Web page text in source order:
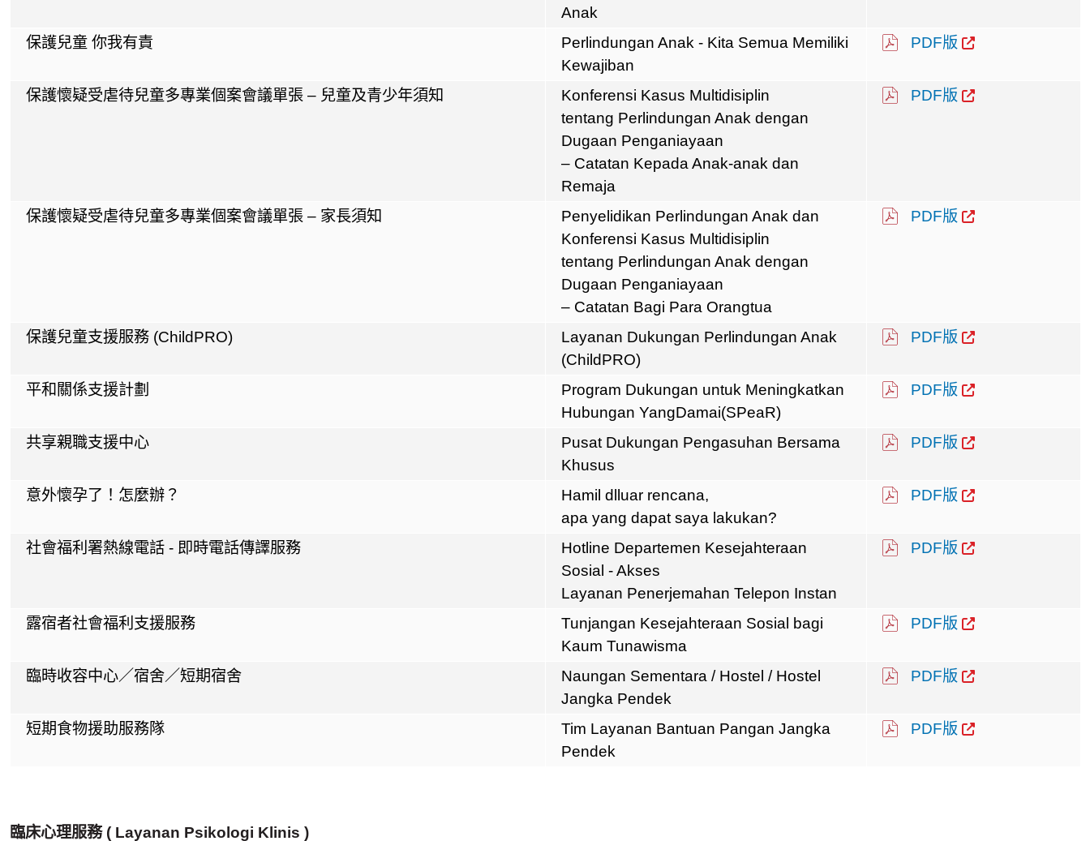
Anak
保護兒童 你我有責
Perlindungan Anak - Kita Semua Memiliki
Kewajiban
PDF版
保護懷疑受虐待兒童多專業個案會議單張 – 兒童及青少年須知
Konferensi Kasus Multidisiplin
tentang Perlindungan Anak dengan
Dugaan Penganiayaan
– Catatan Kepada Anak-anak dan
Remaja
PDF版
保護懷疑受虐待兒童多專業個案會議單張 – 家長須知
Penyelidikan Perlindungan Anak dan
Konferensi Kasus Multidisiplin
tentang Perlindungan Anak dengan
Dugaan Penganiayaan
– Catatan Bagi Para Orangtua
PDF版
保護兒童支援服務 (ChildPRO)
Layanan Dukungan Perlindungan Anak
(ChildPRO)
PDF版
平和關係支援計劃
Program Dukungan untuk Meningkatkan
Hubungan YangDamai(SPeaR)
PDF版
共享親職支援中心
Pusat Dukungan Pengasuhan Bersama
Khusus
PDF版
意外懷孕了！怎麼辦？
Hamil dlluar rencana,
apa yang dapat saya lakukan?
PDF版
社會福利署熱線電話 - 即時電話傳譯服務
Hotline Departemen Kesejahteraan
Sosial - Akses
Layanan Penerjemahan Telepon Instan
PDF版
露宿者社會福利支援服務
Tunjangan Kesejahteraan Sosial bagi
Kaum Tunawisma
PDF版
臨時收容中心／宿舍／短期宿舍
Naungan Sementara / Hostel / Hostel
Jangka Pendek
PDF版
短期食物援助服務隊
Tim Layanan Bantuan Pangan Jangka
Pendek
PDF版
臨床心理服務 ( Layanan Psikologi Klinis )